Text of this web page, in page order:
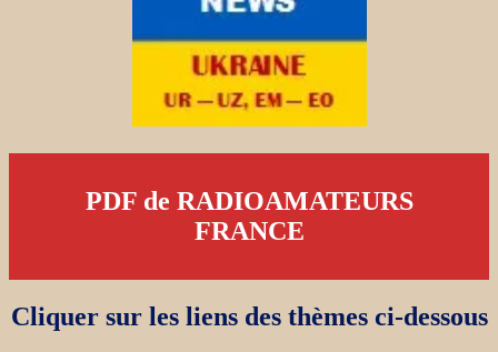
PDF de RADIOAMATEURS
FRANCE
Cliquer sur les liens des thèmes ci-dessous